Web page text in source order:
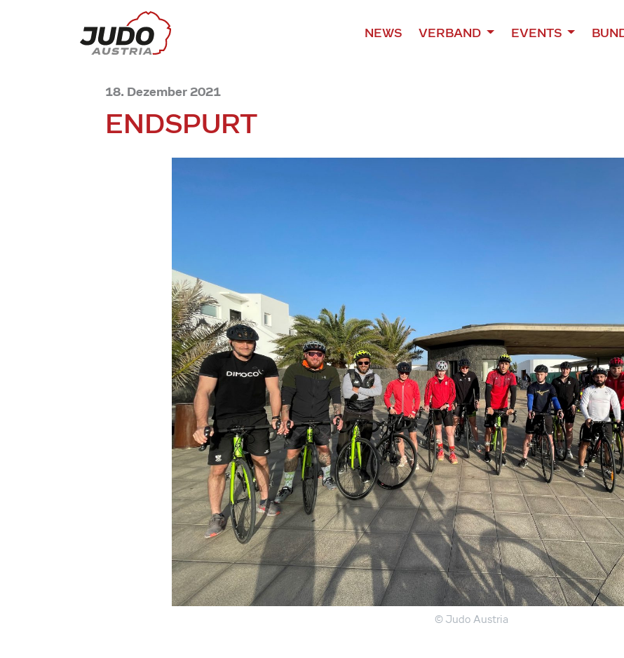
NEWS VERBAND EVENTS
18. Dezember 2021
ENDSPURT
© Judo Austria